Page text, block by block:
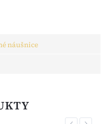
náušnice